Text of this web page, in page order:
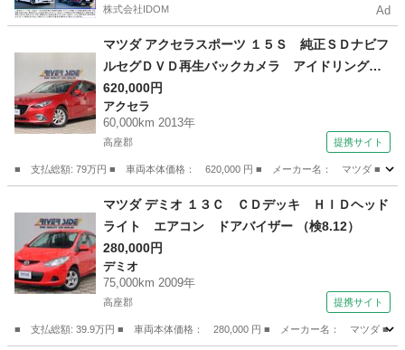
株式会社IDOM Ad
マツダ アクセラスポーツ １５Ｓ 純正ＳＤナビフ
ルセグＤＶＤ再生バックカメラ アイドリングス
トップ スマートキー プッシュ式スターター
ＨＩＤライト フォグライト １７インチアル
ミ プライバシーガラス （なし）
620,000円
アクセラ
60,000km 2013年
高座郡 提携サイト
■ 支払総額: 79万円 ■ 車両本体価格： 620,000 円 ■ メーカー名： マツダ ■ 車
アクセラ
マツダ デミオ １３Ｃ ＣＤデッキ ＨＩＤヘッド
ライト エアコン ドアバイザー （検8.12）
280,000円
デミオ
75,000km 2009年
高座郡 提携サイト
■ 支払総額: 39.9万円 ■ 車両本体価格： 280,000 円 ■ メーカー名： マツダ